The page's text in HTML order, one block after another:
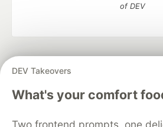
DEV Takeovers
What's your comfort
Two frontend prompts, one
of DEV
development and manage your
DEV Education Tracks
DEV Help
Free Postgres Database